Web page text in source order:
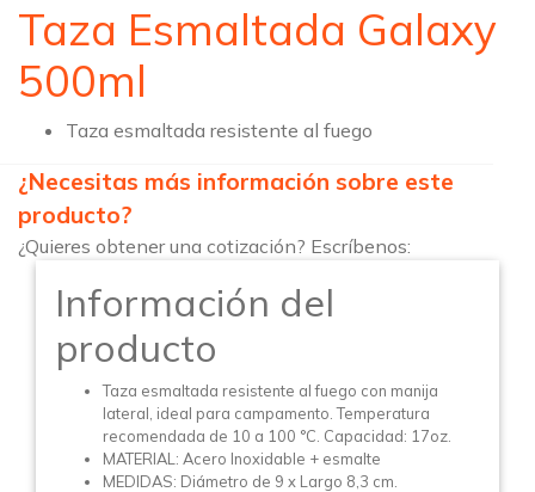
Taza Esmaltada Galaxy
500ml
Taza esmaltada resistente al fuego
¿Necesitas más información sobre este
producto?
¿Quieres obtener una cotización? Escríbenos:
Información del
producto
Taza esmaltada resistente al fuego con manija
lateral, ideal para campamento. Temperatura
recomendada de 10 a 100 °C. Capacidad: 17oz.
MATERIAL: Acero Inoxidable + esmalte
MEDIDAS: Diámetro de 9 x Largo 8,3 cm.